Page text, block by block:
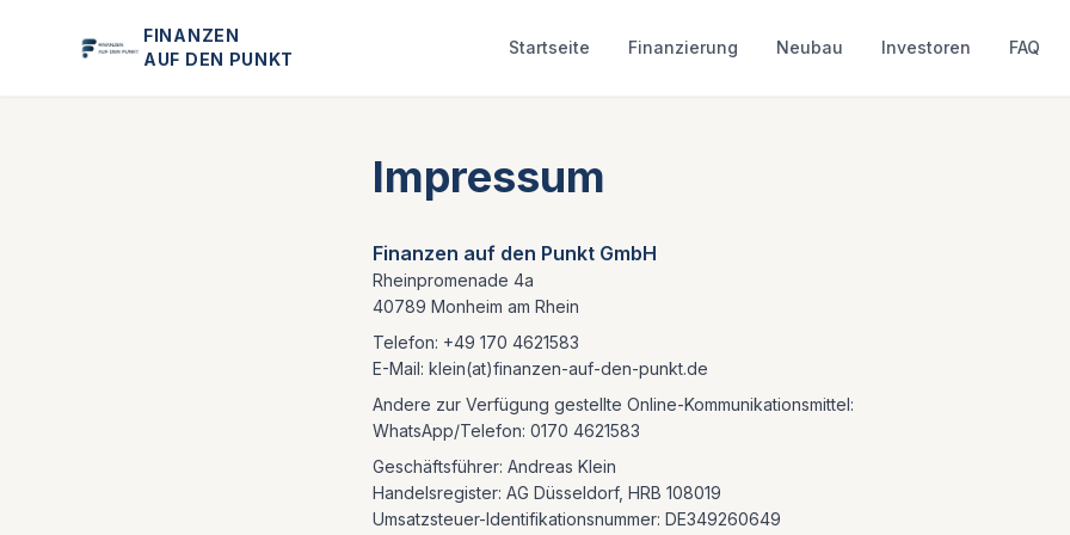
FINANZEN
AUF DEN PUNKT
Startseite Finanzierung Neubau Investoren FAQ
Impressum
Finanzen auf den Punkt GmbH
Rheinpromenade 4a
40789 Monheim am Rhein
Telefon: +49 170 4621583
E-Mail: klein(at)finanzen-auf-den-punkt.de
Andere zur Verfügung gestellte Online-Kommunikationsmittel:
WhatsApp/Telefon: 0170 4621583
Geschäftsführer: Andreas Klein
Handelsregister: AG Düsseldorf, HRB 108019
Umsatzsteuer-Identifikationsnummer: DE349260649